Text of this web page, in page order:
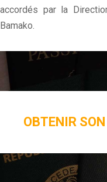
accordés par la
Bamako.
OBTENIR